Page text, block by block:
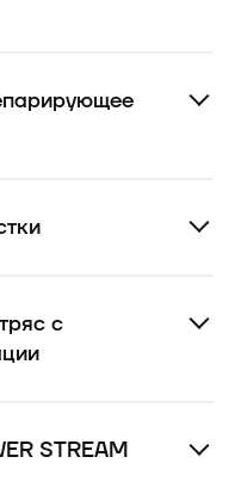
с
STREAM